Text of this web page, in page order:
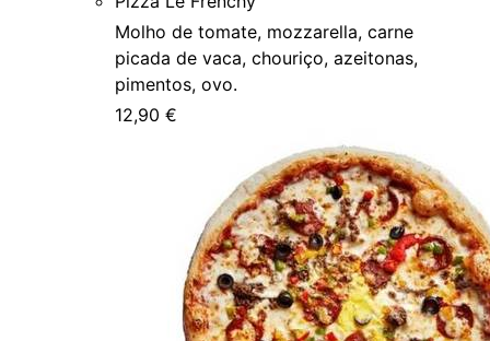
Molho de tomate, mozzarella, carne
picada de vaca, chouriço, azeitonas,
pimentos, ovo.
12,90 €